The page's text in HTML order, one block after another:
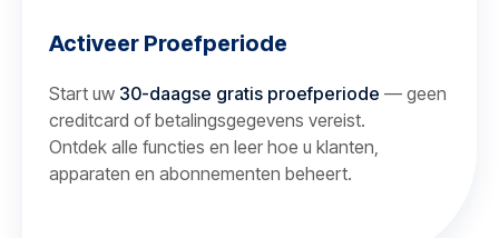
Activeer Proefperiode
Start uw 30-daagse gratis proefperiode — geen
creditcard of betalingsgegevens vereist.
Ontdek alle functies en leer hoe u klanten,
apparaten en abonnementen beheert.